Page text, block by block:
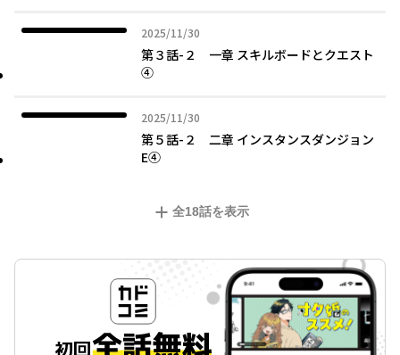
2025/11/30
2025年11月30日
第３話-２ 一章 スキルボードとクエスト
④
2025/11/30
2025年11月30日
第５話-２ 二章 インスタンスダンジョン
E④
全18話を表示